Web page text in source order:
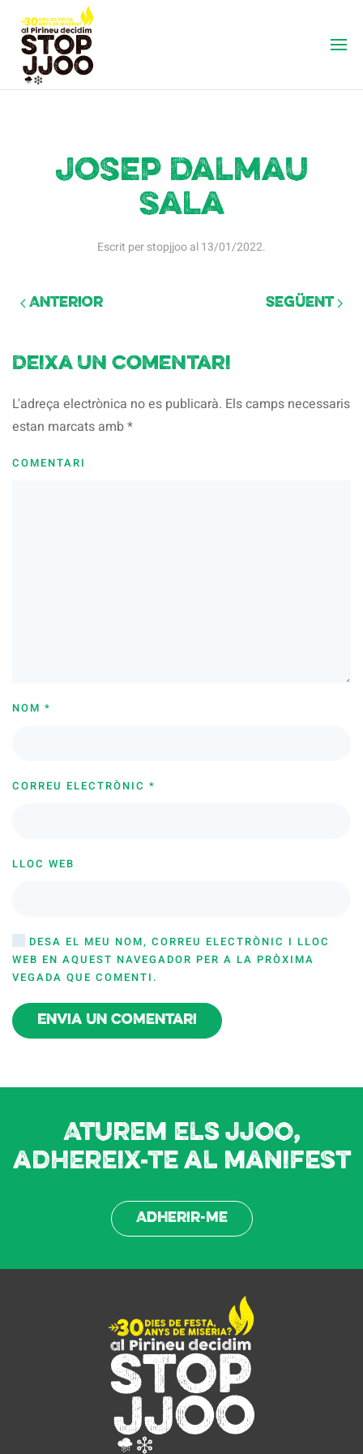
Josep Dalmau
Sala
Escrit perstopjjooal13/01/2022.
Anterior Següent
Deixa un comentari
L'adreça electrònica no es publicarà. Els camps necessaris
estan marcats amb*
COMENTARI
NOM *
CORREU ELECTRÒNIC *
LLOC WEB
DESA EL MEU NOM, CORREU ELECTRÒNIC I LLOC
WEB EN AQUEST NAVEGADOR PER A LA PRÒXIMA
VEGADA QUE COMENTI.
Envia un comentari
Aturem els JJOO,
adhereix-te al manifest
Adherir-me